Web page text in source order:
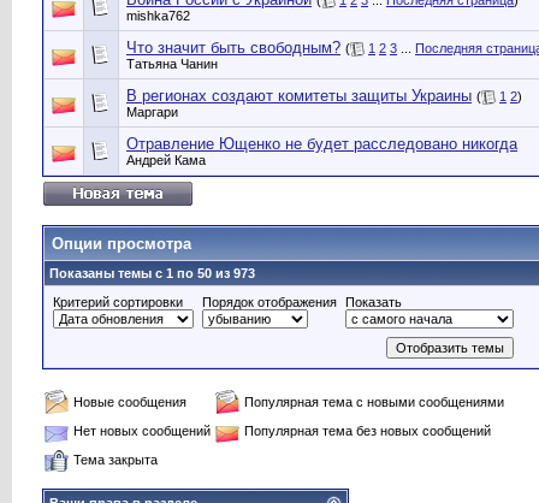
mishka762
Что значит быть свободным? ( 1 2 3
Последняя
Татьяна Чанин
В регионах создают комитеты защиты Украины ( 1 2)
Маргари
Отравление Ющенко не будет расследовано никогда
Андрей Кама
Опции просмотра
Показаны темы с 1 по 50 из 973
Критерий сортировки
Порядок отображения Показать
Новые сообщения
Популярная тема с новыми сообщениями
Нет новых сообщений
Популярная тема без новых сообщений
Тема закрыта